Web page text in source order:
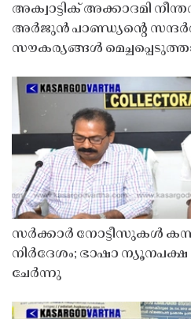
അക്വാട്ടിക് അക്കാദമി
അർജുൻ പാണ്ഡ്യൻ്റെ
സൗകര്യങ്ങൾ
സർക്കാർ നോട്ടീസുകൾ
നിർദേശം; ഭാഷാ ന്യൂനപക്ഷ
ചേർന്നു